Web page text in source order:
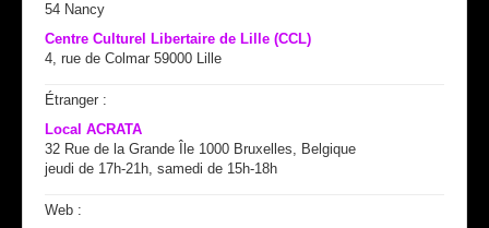
54 Nancy
Centre Culturel Libertaire de Lille (CCL)
4, rue de Colmar 59000 Lille
Étranger :
Local ACRATA
32 Rue de la Grande Île 1000 Bruxelles, Belgique
jeudi de 17h-21h, samedi de 15h-18h
Web :